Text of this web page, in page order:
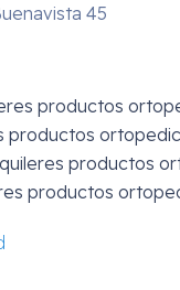
45
productos
productos
productos
productos